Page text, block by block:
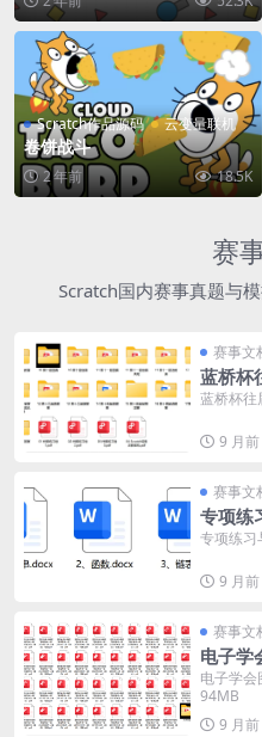
Scratch作品源码 云变量联机
卷饼战斗
2 年前 18.5K
赛
Scratch国内赛事真题与
赛事文
蓝桥杯
蓝桥杯往
9 月前
赛事文
专项练
专项练习
9 月前
赛事文
电子学
电子学会
94MB
9 月前